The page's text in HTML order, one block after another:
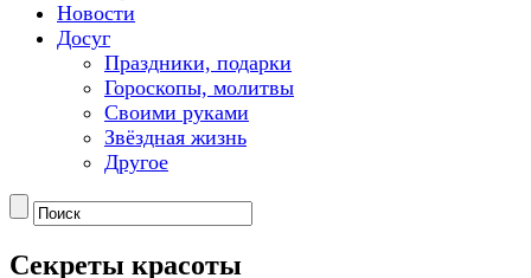
Новости
Досуг
Праздники, подарки
Гороскопы, молитвы
Своими руками
Звёздная жизнь
Другое
Секреты красоты